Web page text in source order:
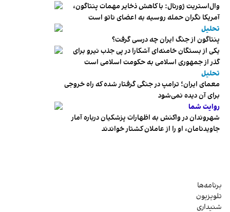
وال‌استریت ژورنال: با کاهش ذخایر مهمات پنتاگون،
آمریکا نگران حمله روسیه به اعضای ناتو‌ است
تحلیل
پنتاگون از جنگ ایران چه درسی گرفت؟
یکی از بستگان خامنه‌ای آشکارا در پی جذب نیرو برای
گذر از جمهوری اسلامی به حکومت اسلامی است
تحلیل
معمای ایران؛ ترامپ در جنگی گرفتار شده که راه خروجی
برای آن دیده نمی‌شود
روایت شما
شهروندان در واکنش به اظهارات پزشکیان درباره آمار
جاویدنامان، او را از عاملان کشتار خواندند
برنامه‌ها
تلویزیون
شنیداری